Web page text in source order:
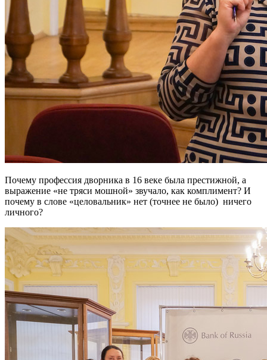
Почему профессия дворника в 16 веке была престижной, а
выражение «не тряси мошной» звучало, как комплимент? И
почему в слове «целовальник» нет (точнее не было) ничего
личного?